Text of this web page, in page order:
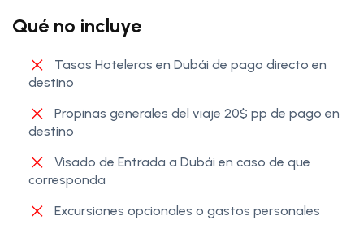
Qué no incluye
Tasas Hoteleras en Dubái de pago directo en
destino
Propinas generales del viaje 20$ pp de pago en
destino
Visado de Entrada a Dubái en caso de que
corresponda
Excursiones opcionales o gastos personales